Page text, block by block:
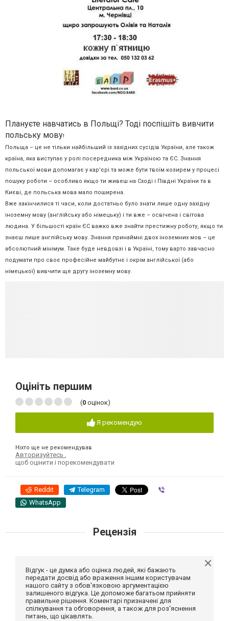
Плануєте навчатись в Польщі? Тоді поспішіть вивчити
польську мову!
Польща – це не тільки найбільший із західних сусідів України, але також
країна, яка виступає у ролі посередника між Україною та ЄС. Знання
польської мови допомагає у кар'єрі та може бути твоїм козирем у процесі
пошуку роботи – особливо якщо ти живеш на Сході і Півдні України та в
Києві, де польська мова мало поширена.
Вже закінчилися ті часи, коли достатньо було знати лише одну західну
іноземну мову (англійську або німецьку) і ти вже – освічена і світова
людина. У більшості країн ЄС важко вже знайти престижну роботу, якщо ти
знаєш лише англійську мову. Знання принаймні двох іноземних мов – це
абсолютний мінімум. Таке буде невдовзі і в Україні, тому варто завчасно
подумати про своє професійне майбутнє і окрім англійської (або
німецької) вивчити ще другу іноземну мову.
Оцініть першим
(0 оцінок)
Я рекомендую
Ніхто ще не рекомендував
Авторизуйтесь ,
щоб оцінити і порекомендувати
Reddit Telegram
WhatsApp
Рецензія
Відгук - це думка або оцінка людей, які бажають
передати досвід або враження іншим користувачам
нашого сайту з обов'язковою аргументацією
залишеного відгука. Це допоможе багатьом прийняти
правильне рішення. Коментарі призначені для
спілкування та обговорення, а також для роз'яснення
питань, що цікавлять.